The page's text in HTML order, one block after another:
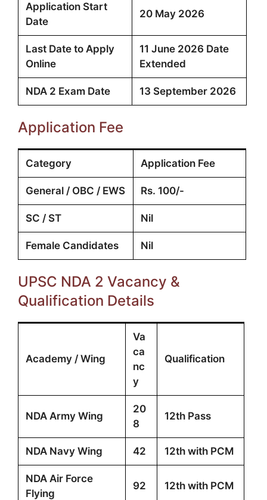
Application Start
Date
20 May 2026
Last Date to Apply
Online
11 June 2026 Date
Extended
NDA 2 Exam Date 13 September 2026
Application Fee
Category Application Fee
General / OBC / EWS Rs. 100/-
SC / ST Nil
Female Candidates Nil
UPSC NDA 2 Vacancy &
Qualification Details
Academy / Wing
Va
ca
nc
y
Qualification
NDA Army Wing
20
8
12th Pass
NDA Navy Wing 42 12th with PCM
NDA Air Force
Flying
92 12th with PCM